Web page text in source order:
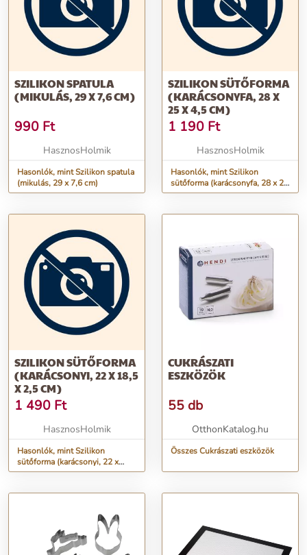
SZILIKON SPATULA
(MIKULÁS, 29 X 7,6 CM)
990 Ft
HasznosHolmik
Hasonlók, mint Szilikon spatula
(mikulás, 29 x 7,6 cm)
SZILIKON SÜTŐFORMA
(KARÁCSONYFA, 28 X
25 X 4,5 CM)
1 190 Ft
HasznosHolmik
Hasonlók, mint Szilikon
sütőforma (karácsonyfa, 28 x 25
x 4,5 cm)
SZILIKON SÜTŐFORMA
(KARÁCSONYI, 22 X 18,5
X 2,5 CM)
1 490 Ft
HasznosHolmik
Hasonlók, mint Szilikon
sütőforma (karácsonyi, 22 x
18,5 x 2,5 cm)
CUKRÁSZATI
ESZKÖZÖK
55 db
OtthonKatalog.hu
Összes Cukrászati eszközök